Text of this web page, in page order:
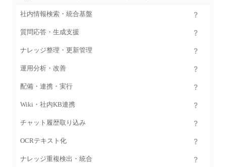
社内情報検索・統合基盤
質問応答・生成支援
ナレッジ整理・更新管理
運用分析・改善
配備・連携・実行
Wiki・社内KB連携
チャット履歴取り込み
OCRテキスト化
ナレッジ重複検出・統合